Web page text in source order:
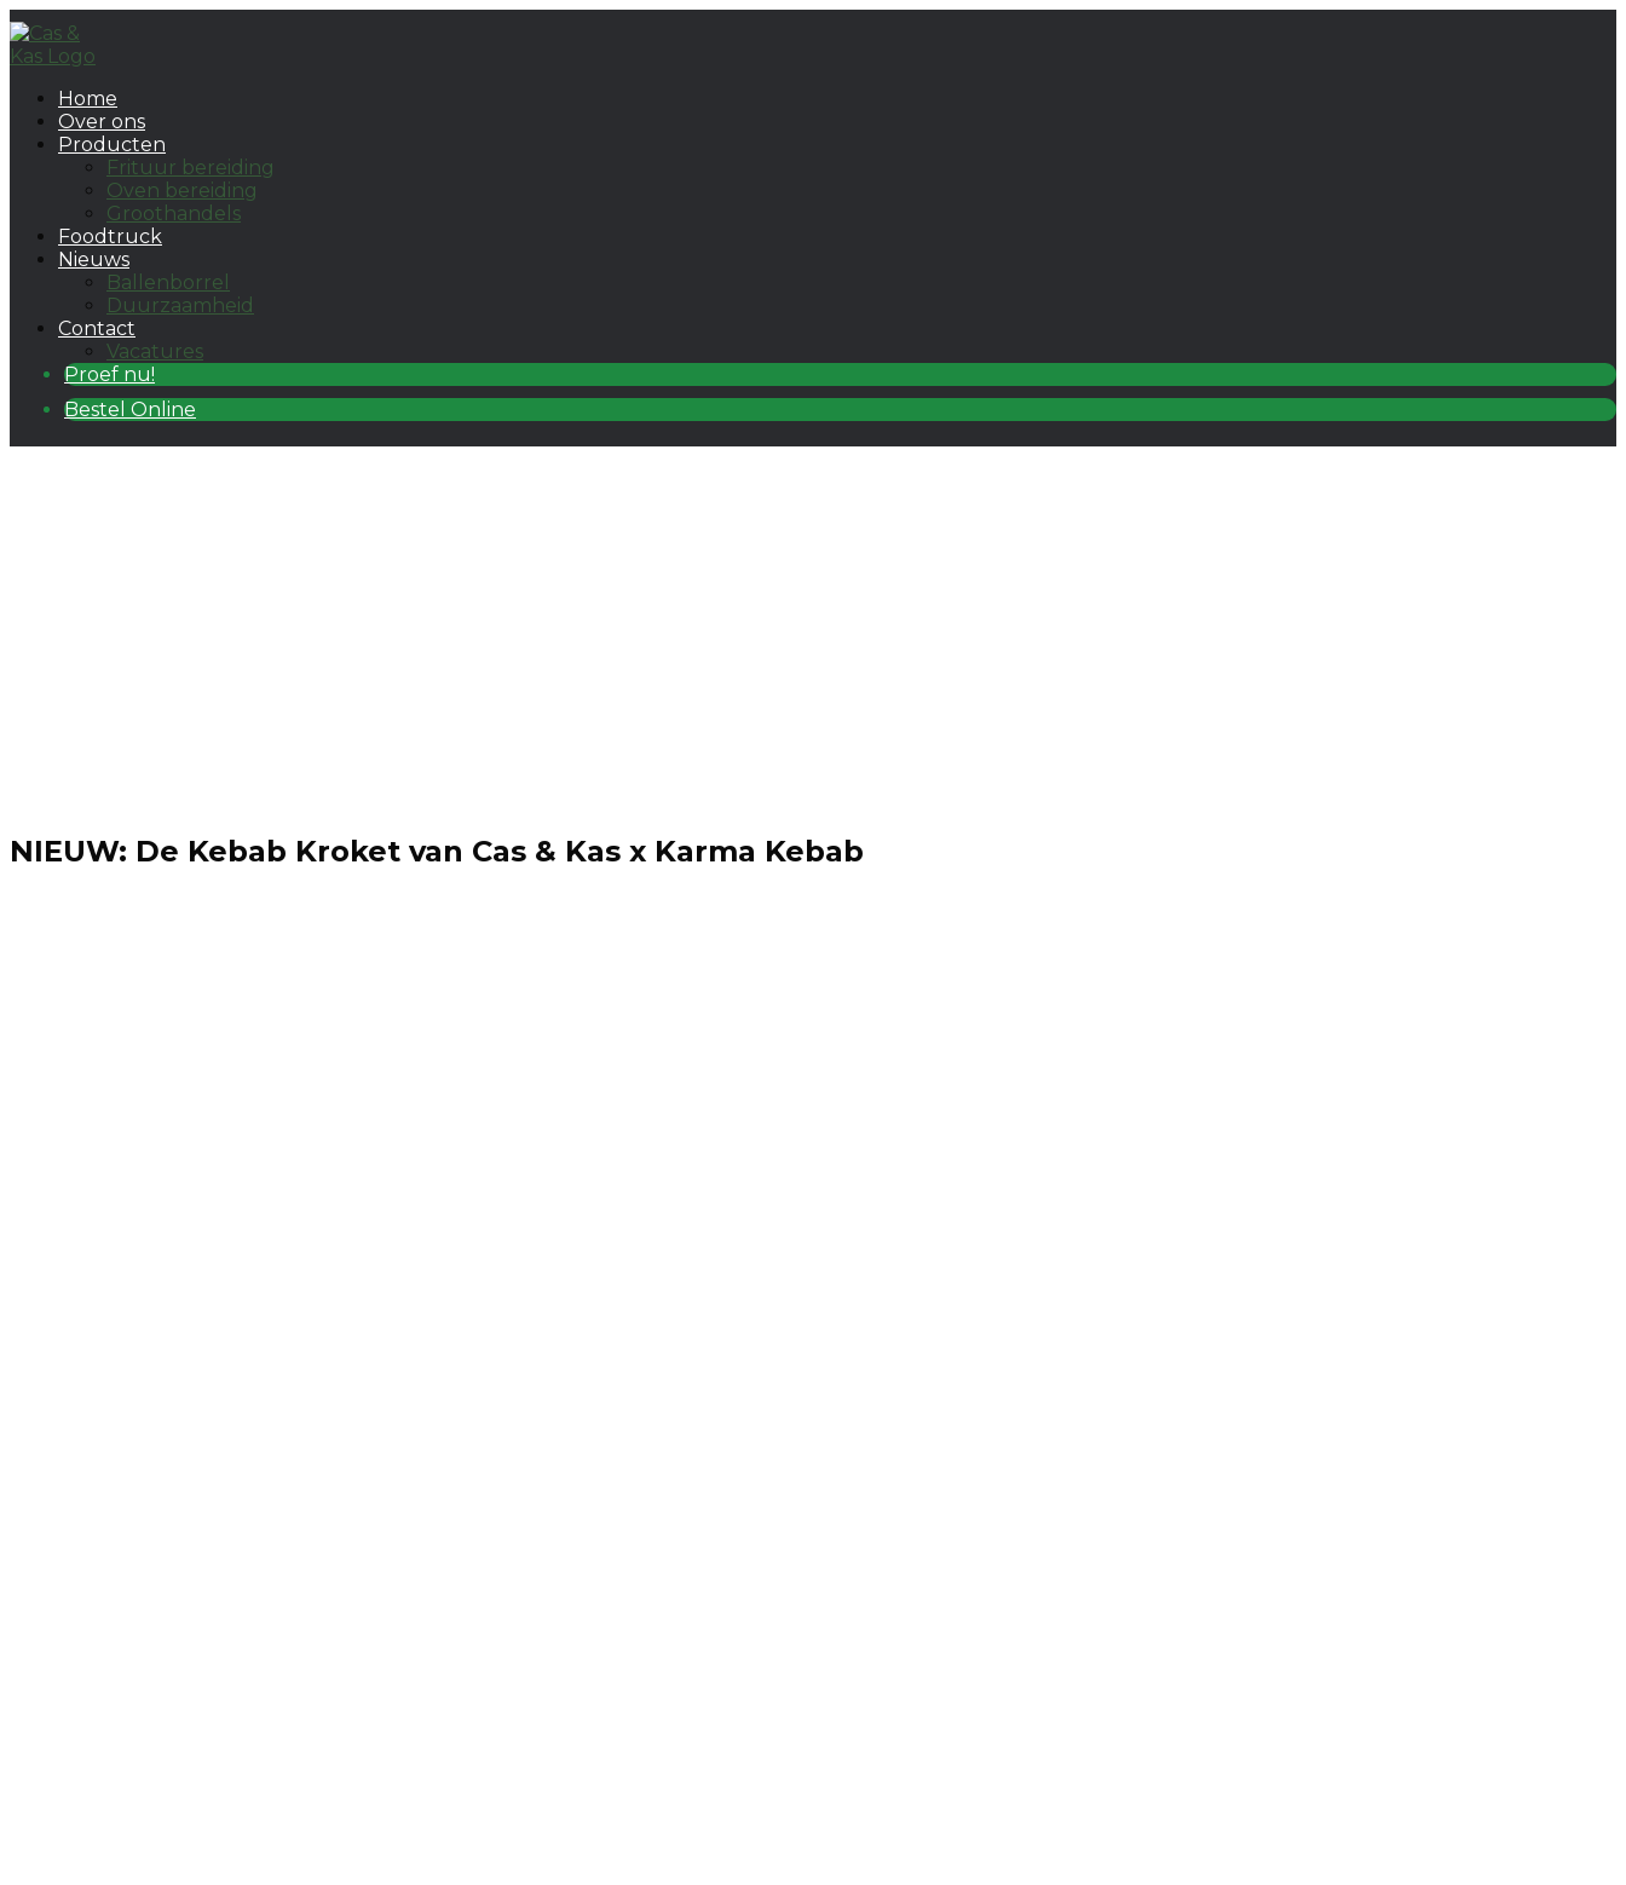
Ga
naar
inhoud
Home
Over ons
Producten
Frituur bereiding
Oven bereiding
Groothandels
Foodtruck
Nieuws
Ballenborrel
Duurzaamheid
Contact
Vacatures
Proef nu!
Bestel Online
NIEUW: De Kebab Kroket van Cas & Kas x Karma Kebab